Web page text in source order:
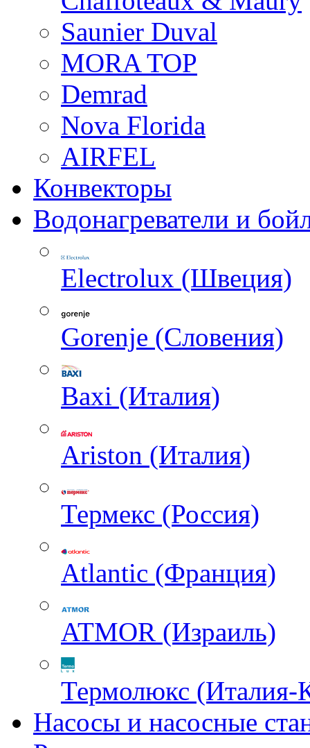
Saunier Duval
MORA TOP
Demrad
Nova Florida
AIRFEL
Конвекторы
Водонагреватели и
Electrolux (Швеция)
Gorenje (Словения)
Baxi (Италия)
Ariston (Италия)
Термекс (Россия)
Atlantic (Франция)
ATMOR (Израиль)
Термолюкс (Италия-
Насосы и насосные